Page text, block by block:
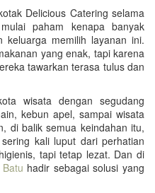
Delicious Catering selama
paham kenapa banyak
keluarga memilih layanan ini.
yang enak, tapi karena
tawarkan terasa tulus dan
wisata dengan segudang
kebun apel, sampai wisata
di balik semua keindahan itu,
kali luput dari perhatian
tapi tetap lezat. Dan di
hadir sebagai solusi yang